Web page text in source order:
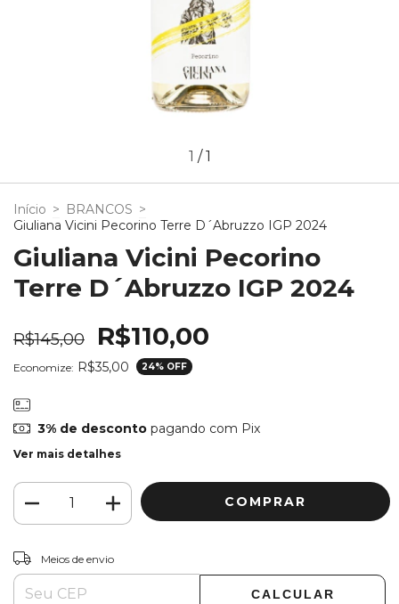
1 /1
Início > BRANCOS >
Giuliana Vicini Pecorino Terre D´Abruzzo IGP 2024
Giuliana Vicini Pecorino
Terre D´Abruzzo IGP 2024
R$145,00 R$110,00
Economize: R$35,00 24% OFF
3% de descontopagando com Pix
Ver mais detalhes
Entregas para o CEP:
Meios de envio
CALCULAR